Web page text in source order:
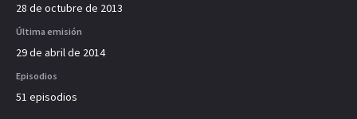
28 de octubre de 2013
Última emisión
29 de abril de 2014
Episodios
51 episodios